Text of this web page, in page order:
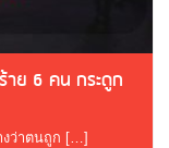
าย 6 คน กระดูก
งว่าตนถูก […]